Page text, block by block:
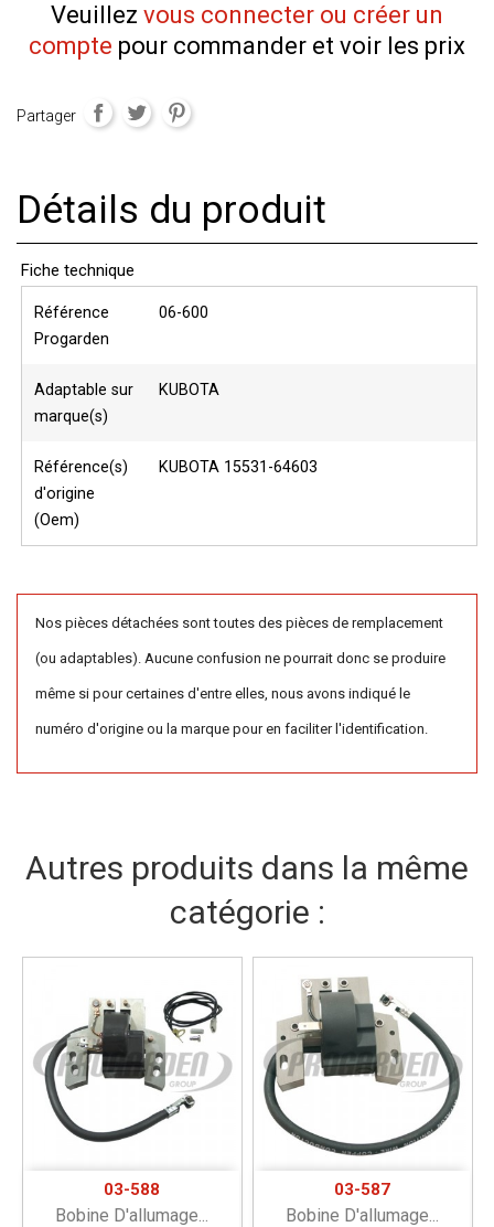
Veuillez vous connecter ou créer un
compte pour commander et voir les prix
Partager
Détails du produit
Fiche technique
Référence
Progarden
06-600
Adaptable sur
marque(s)
KUBOTA
Référence(s)
d'origine
(Oem)
KUBOTA 15531-64603
Nos pièces détachées sont toutes des pièces de remplacement
(ou adaptables). Aucune confusion ne pourrait donc se produire
même si pour certaines d'entre elles, nous avons indiqué le
numéro d'origine ou la marque pour en faciliter l'identification.
Autres produits dans la même
catégorie :
03-588
Bobine D'allumage...
03-587
Bobine D'allumage...